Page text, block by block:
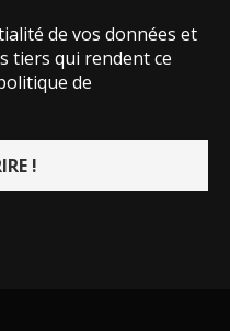
de vos données et
tiers qui rendent ce
de